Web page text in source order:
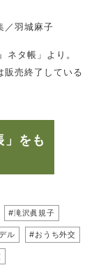
羽城麻子
ネタ帳」より。
販売終了している
」をも
#滝沢眞規子
ル #おうち外交